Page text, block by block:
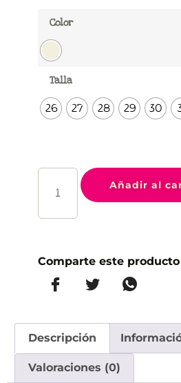
Color
Talla
26 27 28 29 30
Añadir al
Comparte este producto
Descripción
Valoraciones (0)